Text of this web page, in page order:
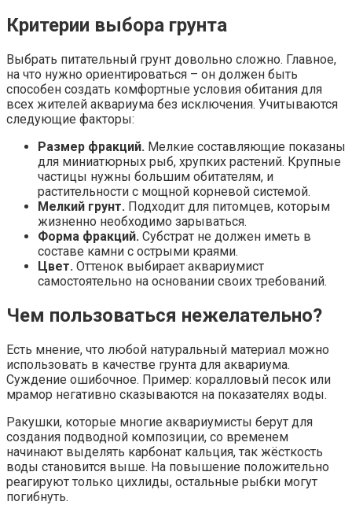
Критерии выбора грунта
Выбрать питательный грунт довольно сложно. Главное,
на что нужно ориентироваться – он должен быть
способен создать комфортные условия обитания для
всех жителей аквариума без исключения. Учитываются
следующие факторы:
Размер фракций. Мелкие составляющие показаны
для миниатюрных рыб, хрупких растений. Крупные
частицы нужны большим обитателям, и
растительности с мощной корневой системой.
Мелкий грунт. Подходит для питомцев, которым
жизненно необходимо зарываться.
Форма фракций. Субстрат не должен иметь в
составе камни с острыми краями.
Цвет. Оттенок выбирает аквариумист
самостоятельно на основании своих требований.
Чем пользоваться нежелательно?
Есть мнение, что любой натуральный материал можно
использовать в качестве грунта для аквариума.
Суждение ошибочное. Пример: коралловый песок или
мрамор негативно сказываются на показателях воды.
Ракушки, которые многие аквариумисты берут для
создания подводной композиции, со временем
начинают выделять карбонат кальция, так жёсткость
воды становится выше. На повышение положительно
реагируют только цихлиды, остальные рыбки могут
погибнуть.